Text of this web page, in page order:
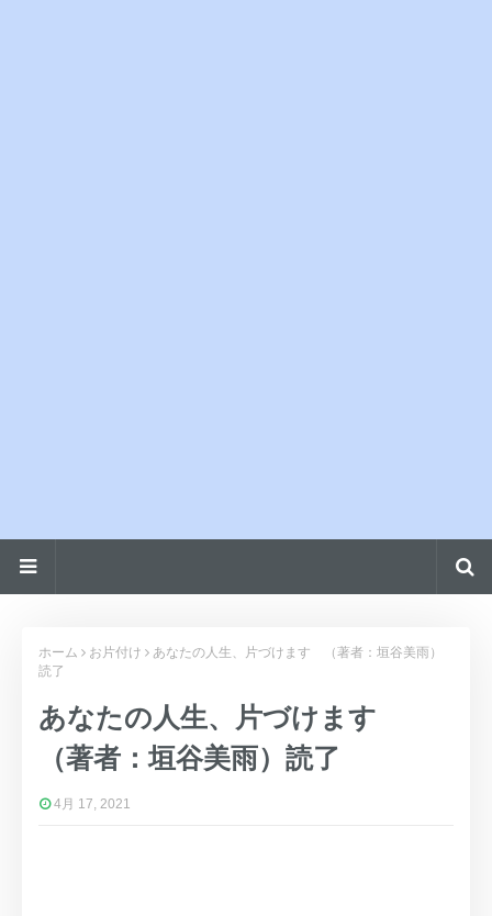
ホーム お片付け
あなたの人生、片づけます （著者：垣谷美雨）
読了
あなたの人生、片づけます
（著者：垣谷美雨）読了
4月 17, 2021